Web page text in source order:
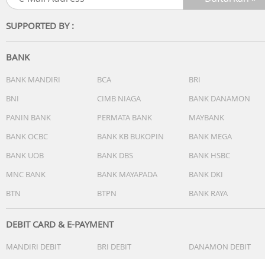
- Digital: Jam, menit, detik, pm, bulan, tanggal, hari
Garansi Resmi 2 Tahun
Kelengkapan Paket :
- Jam Tangan
- Kartu Garansi Resmi
SUPPORTED BY :
BANK
BANK MANDIRI BCA
BRI
BNI
CIMB NIAGA
BANK DANAMON
PANIN BANK
PERMATA BANK
MAYBANK
BANK OCBC
BANK KB BUKOPIN
BANK MEGA
BANK UOB
BANK DBS
BANK HSBC
MNC BANK
BANK MAYAPADA
BANK DKI
BTN
BTPN BANK RAYA
DEBIT CARD & E-PAYMENT
MANDIRI DEBIT BRI DEBIT
DANAMON DEBIT